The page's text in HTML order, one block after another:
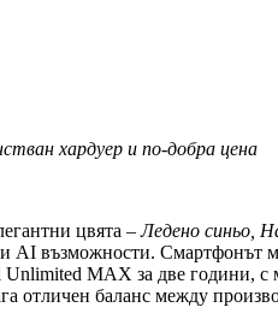
хардуер и по-добра цена
цвята –Ледено синьо,
AI възможности. Смартфонът
MAX за две години, с
отличен баланс между